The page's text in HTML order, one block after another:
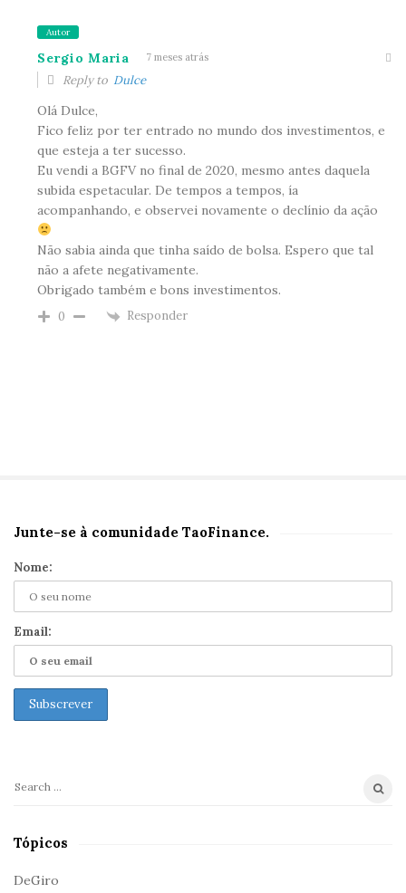
Autor
Sergio Maria 7 meses atrás
Reply to Dulce
Olá Dulce,
Fico feliz por ter entrado no mundo dos investimentos, e
que esteja a ter sucesso.
Eu vendi a BGFV no final de 2020, mesmo antes daquela
subida espetacular. De tempos a tempos, ía
acompanhando, e observei novamente o declínio da ação
Não sabia ainda que tinha saído de bolsa. Espero que tal
não a afete negativamente.
Obrigado também e bons investimentos.
0 Responder
S
i
t
e
S
d
r
Junte-se à comunidade TaoFinance.
Nome:
Email:
S
a
c
Tópicos
DeGiro